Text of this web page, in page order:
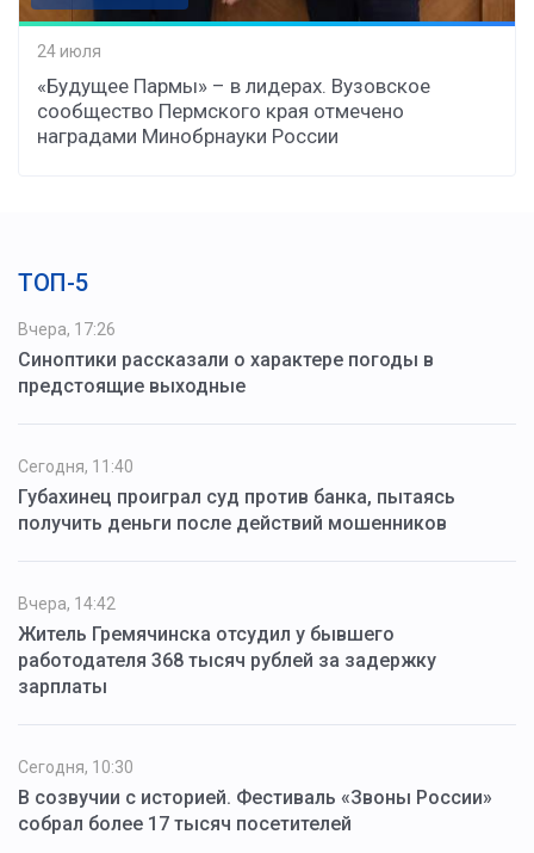
24 июля
«Будущее Пармы» – в лидерах. Вузовское
сообщество Пермского края отмечено
наградами Минобрнауки России
ТОП-5
Вчера, 17:26
Синоптики рассказали о характере погоды в
предстоящие выходные
Сегодня, 11:40
Губахинец проиграл суд против банка, пытаясь
получить деньги после действий мошенников
Вчера, 14:42
Житель Гремячинска отсудил у бывшего
работодателя 368 тысяч рублей за задержку
зарплаты
Сегодня, 10:30
В созвучии с историей. Фестиваль «Звоны России»
собрал более 17 тысяч посетителей